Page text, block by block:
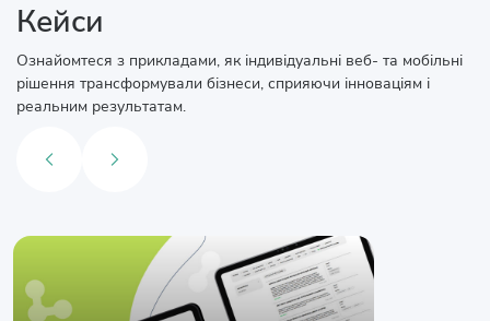
Кейси
Ознайомтеся з прикладами, як індивідуальні веб- та мобільні
рішення трансформували бізнеси, сприяючи інноваціям і
реальним результатам.